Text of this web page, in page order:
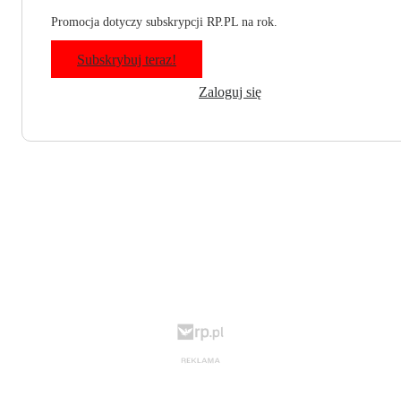
Promocja dotyczy subskrypcji RP.PL na rok.
Subskrybuj teraz!
Zaloguj się